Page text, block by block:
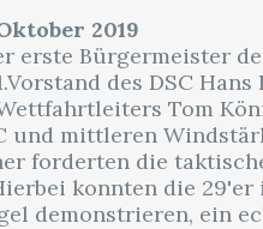
2019
erste Bürgermeister
des DSC
Tom
und mittleren
forderten die
konnten die
demonstrieren, ein